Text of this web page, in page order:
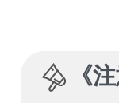
《